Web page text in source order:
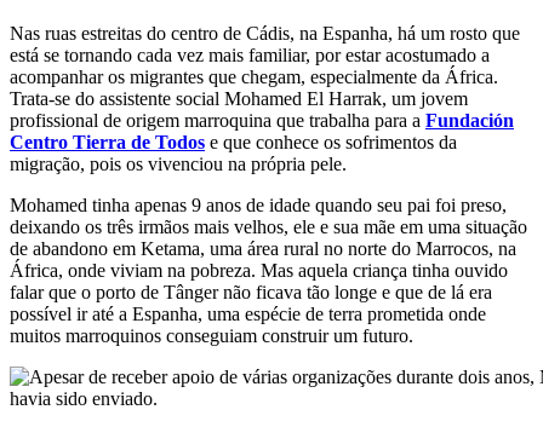
Nas ruas estreitas do centro de Cádis, na Espanha, há um rosto que
está se tornando cada vez mais familiar, por estar acostumado a
acompanhar os migrantes que chegam, especialmente da África.
Trata-se do assistente social Mohamed El Harrak, um jovem
profissional de origem marroquina que trabalha para a Fundación
Centro Tierra de Todos e que conhece os sofrimentos da
migração, pois os vivenciou na própria pele.
Mohamed tinha apenas 9 anos de idade quando seu pai foi preso,
deixando os três irmãos mais velhos, ele e sua mãe em uma situação
de abandono em Ketama, uma área rural no norte do Marrocos, na
África, onde viviam na pobreza. Mas aquela criança tinha ouvido
falar que o porto de Tânger não ficava tão longe e que de lá era
possível ir até a Espanha, uma espécie de terra prometida onde
muitos marroquinos conseguiam construir um futuro.